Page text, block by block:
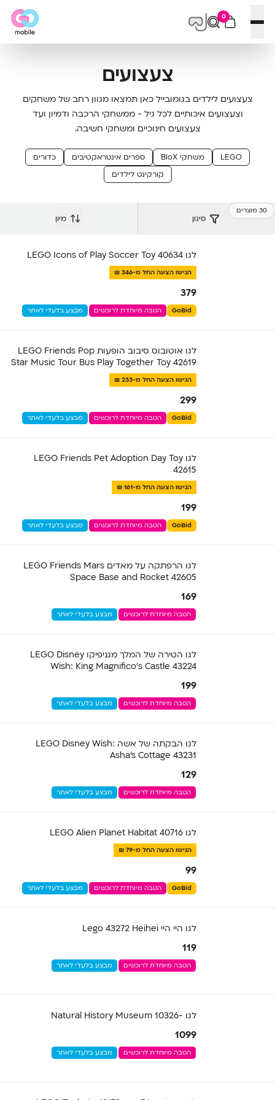
פתח תפריט
0
צעצועים
צעצועים לילדים בגומובייל כאן תמצאו מגוון רחב של משחקים
וצעצועים איכותיים לכל גיל - ממשחקי הרכבה ודמיון ועד
צעצועים חינוכיים ומשחקי חשיבה.
LEGO משחקי BloX ספרים אינטראקטיבים
כדורים
קורקינט לילדים
סינון מיון
30 מוצרים
לגו LEGO Icons of Play Soccer Toy 40634
הגישו הצעה החל מ-346 ₪
379
GoBid הטבה מיוחדת לרוכשים מבצע בלעדי לאתר
לגו אוטובוס סיבוב הופעות LEGO Friends Pop
Star Music Tour Bus Play Together​ Toy 42619
הגישו הצעה החל מ-233 ₪
299
GoBid הטבה מיוחדת לרוכשים מבצע בלעדי לאתר
לגו LEGO Friends Pet Adoption Day Toy
42615
הגישו הצעה החל מ-161 ₪
199
GoBid הטבה מיוחדת לרוכשים מבצע בלעדי לאתר
לגו הרפתקה על מאדים LEGO Friends Mars
Space Base and Rocket 42605
169
הטבה מיוחדת לרוכשים מבצע בלעדי לאתר
לגו הטירה של המלך מגניפיקו LEGO Disney
Wish: King Magnifico’s Castle 43224
199
הטבה מיוחדת לרוכשים מבצע בלעדי לאתר
לגו הבקתה של אשה LEGO Disney Wish:
Asha's Cottage 43231
129
הטבה מיוחדת לרוכשים מבצע בלעדי לאתר
לגו LEGO Alien Planet Habitat 40716
הגישו הצעה החל מ-79 ₪
99
GoBid הטבה מיוחדת לרוכשים מבצע בלעדי לאתר
לגו היי היי Lego 43272 Heihei
119
הטבה מיוחדת לרוכשים מבצע בלעדי לאתר
לגו -Natural History Museum 10326
1099
הטבה מיוחדת לרוכשים מבצע בלעדי לאתר